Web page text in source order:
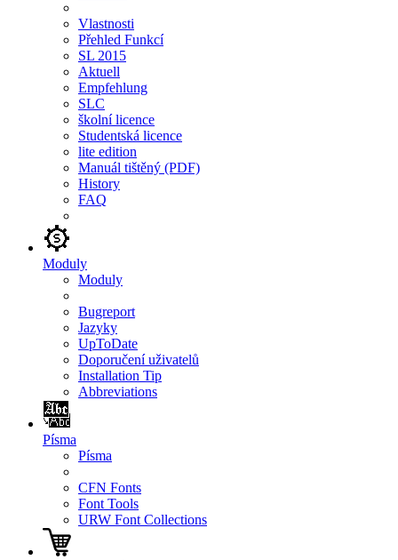
Vlastnosti
Přehled Funkcí
SL 2015
Aktuell
Empfehlung
SLC
školní licence
Studentská licence
lite edition
Manuál tištěný (PDF)
History
FAQ
Moduly
Moduly
Bugreport
Jazyky
UpToDate
Doporučení uživatelů
Installation Tip
Abbreviations
Písma
Písma
CFN Fonts
Font Tools
URW Font Collections